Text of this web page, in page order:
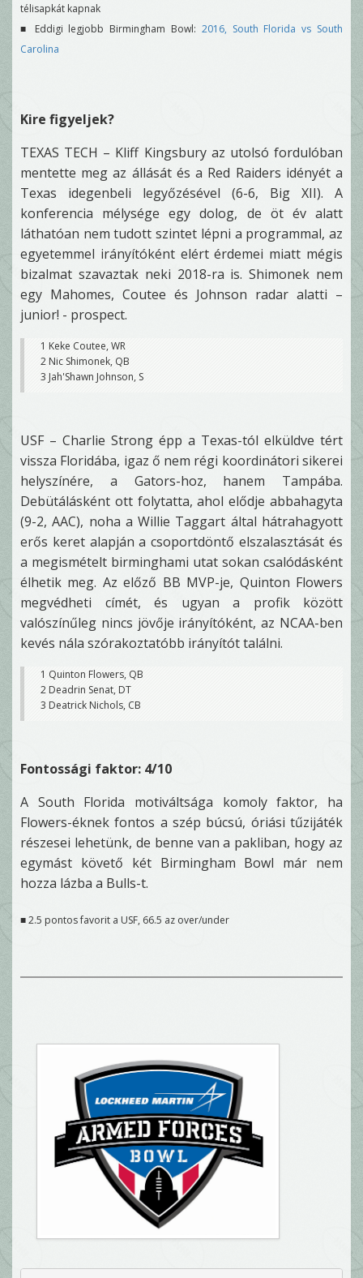
télisapkát kapnak
■ Eddigi legjobb Birmingham Bowl: 2016, South Florida vs South
Carolina
Kire figyeljek?
TEXAS TECH – Kliff Kingsbury az utolsó fordulóban
mentette meg az állását és a Red Raiders idényét a
Texas idegenbeli legyőzésével (6-6, Big XII). A
konferencia mélysége egy dolog, de öt év alatt
láthatóan nem tudott szintet lépni a programmal, az
egyetemmel irányítóként elért érdemei miatt mégis
bizalmat szavaztak neki 2018-ra is. Shimonek nem
egy Mahomes, Coutee és Johnson radar alatti –
junior! - prospect.
1 Keke Coutee, WR
2 Nic Shimonek, QB
3 Jah'Shawn Johnson, S
USF – Charlie Strong épp a Texas-tól elküldve tért
vissza Floridába, igaz ő nem régi koordinátori sikerei
helyszínére, a Gators-hoz, hanem Tampába.
Debütálásként ott folytatta, ahol elődje abbahagyta
(9-2, AAC), noha a Willie Taggart által hátrahagyott
erős keret alapján a csoportdöntő elszalasztását és
a megismételt birminghami utat sokan csalódásként
élhetik meg. Az előző BB MVP-je, Quinton Flowers
megvédheti címét, és ugyan a profik között
valószínűleg nincs jövője irányítóként, az NCAA-ben
kevés nála szórakoztatóbb irányítót találni.
1 Quinton Flowers, QB
2 Deadrin Senat, DT
3 Deatrick Nichols, CB
Fontossági faktor: 4/10
A South Florida motiváltsága komoly faktor, ha
Flowers-éknek fontos a szép búcsú, óriási tűzijáték
részesei lehetünk, de benne van a pakliban, hogy az
egymást követő két Birmingham Bowl már nem
hozza lázba a Bulls-t.
■ 2.5 pontos favorit a USF, 66.5 az over/under